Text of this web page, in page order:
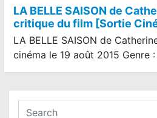
LA BELLE SAISON de
critique du film [Sortie
LA BELLE SAISON de
cinéma le 19 août 2015 Genre